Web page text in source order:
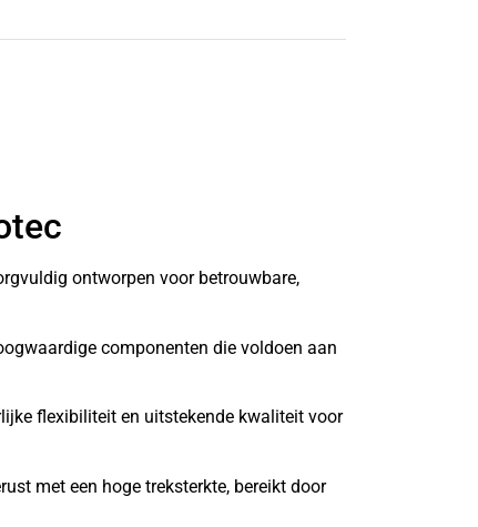
ontworpen voor betrouwbare,
componenten die voldoen aan
flexibiliteit en uitstekende kwaliteit voor
met een hoge treksterkte, bereikt door